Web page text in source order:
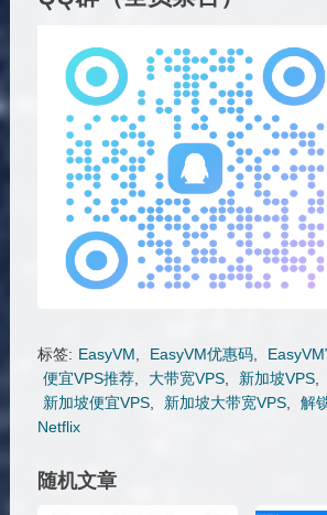
标签: EasyVM EasyVM优惠码, EasyVM
便宜VPS推荐, 大带宽VPS, 新加坡VPS,
新加坡便宜VPS, 新加坡大带宽VPS, 解
Netflix
随机文章